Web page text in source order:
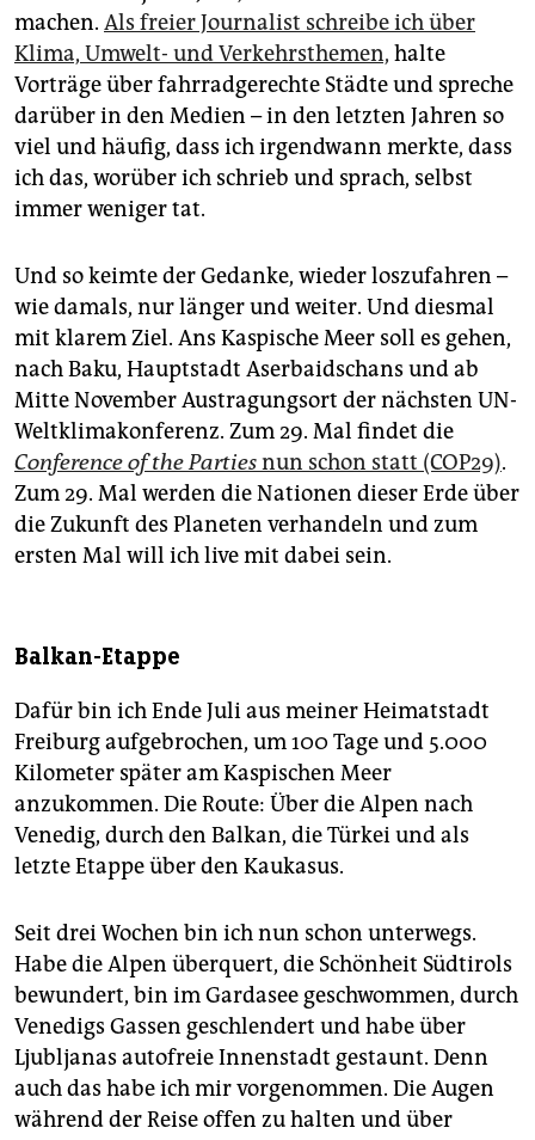
machen. Als freier Journalist schreibe ich über
Klima, Umwelt- und Verkehrsthemen, halte
Vorträge über fahrradgerechte Städte und spreche
darüber in den Medien – in den letzten Jahren so
viel und häufig, dass ich irgendwann merkte, dass
ich das, worüber ich schrieb und sprach, selbst
immer weniger tat.
Und so keimte der Gedanke, wieder loszufahren –
wie damals, nur länger und weiter. Und diesmal
mit klarem Ziel. Ans Kaspische Meer soll es gehen,
nach Baku, Hauptstadt Aserbaidschans und ab
Mitte November Austragungsort der nächsten UN-
Weltklimakonferenz. Zum 29. Mal findet die
Conference of the Partiesnun schon statt (COP29).
Zum 29. Mal werden die Nationen dieser Erde über
die Zukunft des Planeten verhandeln und zum
ersten Mal will ich live mit dabei sein.
Balkan-Etappe
Dafür bin ich Ende Juli aus meiner Heimatstadt
Freiburg aufgebrochen, um 100 Tage und 5.000
Kilometer später am Kaspischen Meer
anzukommen. Die Route: Über die Alpen nach
Venedig, durch den Balkan, die Türkei und als
letzte Etappe über den Kaukasus.
Seit drei Wochen bin ich nun schon unterwegs.
Habe die Alpen überquert, die Schönheit Südtirols
bewundert, bin im Gardasee geschwommen, durch
Venedigs Gassen geschlendert und habe über
Ljubljanas autofreie Innenstadt gestaunt. Denn
auch das habe ich mir vorgenommen. Die Augen
während der Reise offen zu halten und über